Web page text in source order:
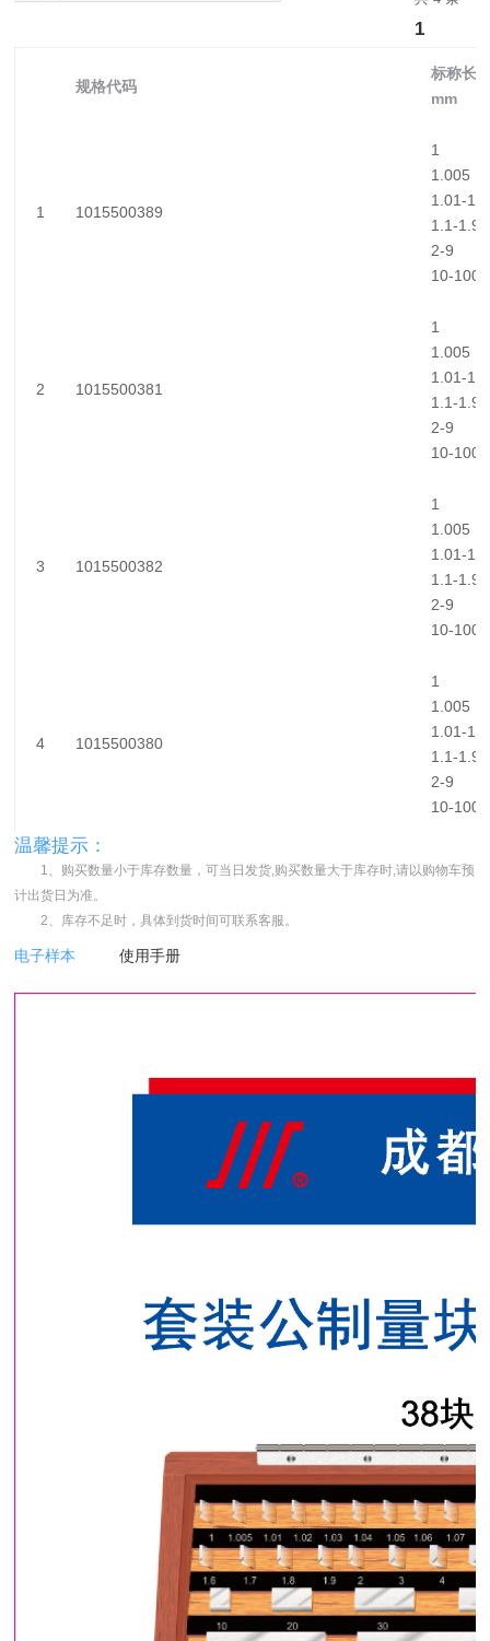
1
规格代码
标称长
mm
1 1015500389
1
1.005
1.01-
1.1-1.9
2-9
10-100
2 1015500381
1
1.005
1.01-
1.1-1.9
2-9
10-100
3 1015500382
1
1.005
1.01-
1.1-1.9
2-9
10-100
4 1015500380
1
1.005
1.01-
1.1-1.9
2-9
10-100
温馨提示：
1、购买数量小于库存数量，可当日发货,购买数量大于库存时,请以购物车预
计出货日为准。
2、库存不足时，具体到货时间可联系客服。
电子样本 使用手册